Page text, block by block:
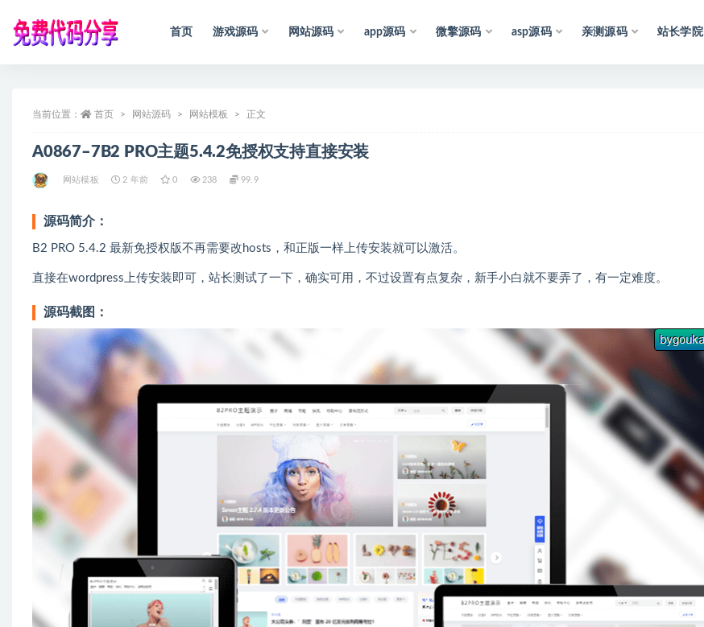
首页 游戏源码 网站源码 app源码 微擎源码 asp源码 亲测源码 站长学院
当前位置： 首页 网站源码 网站模板 正文
A0867–7B2 PRO主题5.4.2免授权支持直接安装
网站模板 2 年前 0 238 99.9
源码简介：
B2 PRO 5.4.2 最新免授权版不再需要改hosts，和正版一样上传安装就可以激活。
直接在wordpress上传安装即可，站长测试了一下，确实可用，不过设置有点复杂，新手小白就不要弄了，有一定难度。
源码截图：